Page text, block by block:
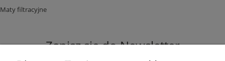
Maty filtracyjne
Zapisz się do Newsletter